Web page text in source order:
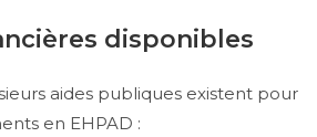
disponibles
aides publiques existent pour
en EHPAD :